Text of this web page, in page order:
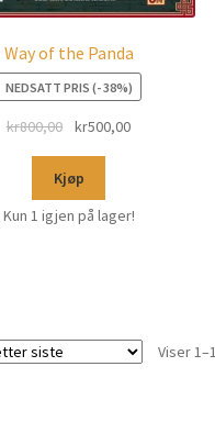
Way of the Panda
NEDSATT PRIS (- 38%)
kr800,00 kr500,00
Kjøp
Kun 1 igjen på lager!
Viser